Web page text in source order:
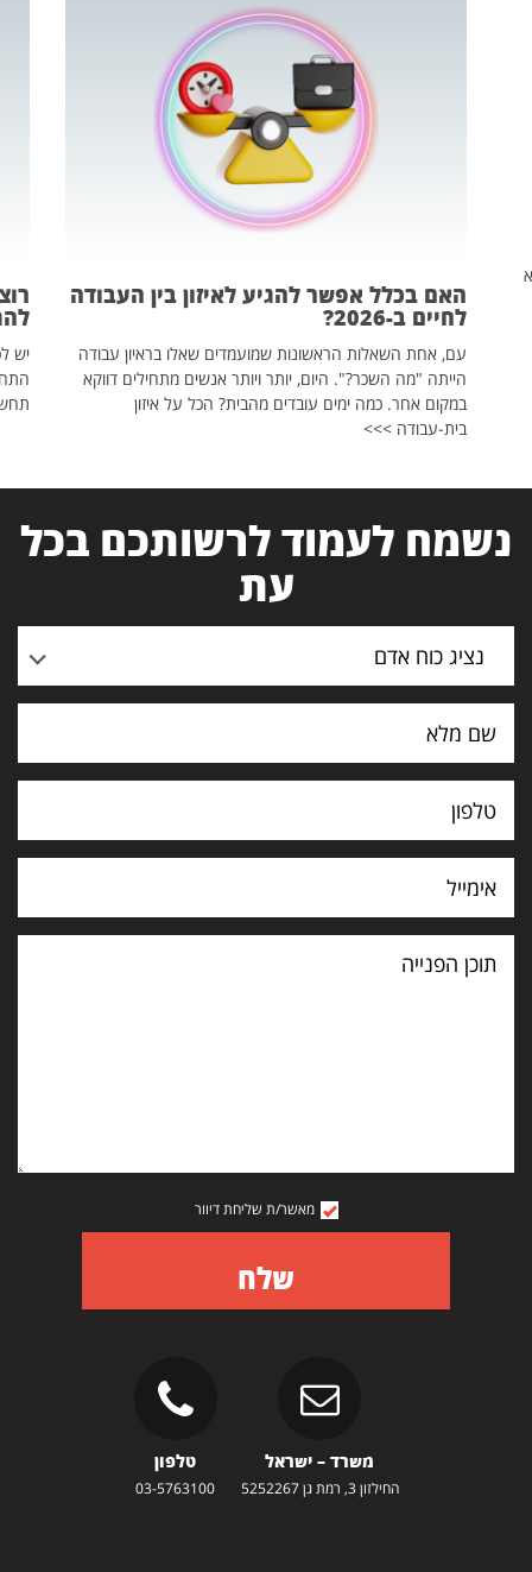
האם בכלל אפשר להגיע לאיזון בין העבודה
לחיים ב-2026?
עם, אחת השאלות הראשונות שמועמדים שאלו בראיון עבודה
הייתה "מה השכר?". היום, יותר ויותר אנשים מתחילים דווקא
במקום אחר. כמה ימים עובדים מהבית? הכל על איזון
בית-עבודה >>>
יש
נשמח לעמוד לרשותכם בכל
עת
נציג כוח אדם
תוכן
הפנייה
מאשר/ת שליחת דיוור
שלח
משרד – ישראל
החילזון 3, רמת גן 5252267
טלפון
03-5763100